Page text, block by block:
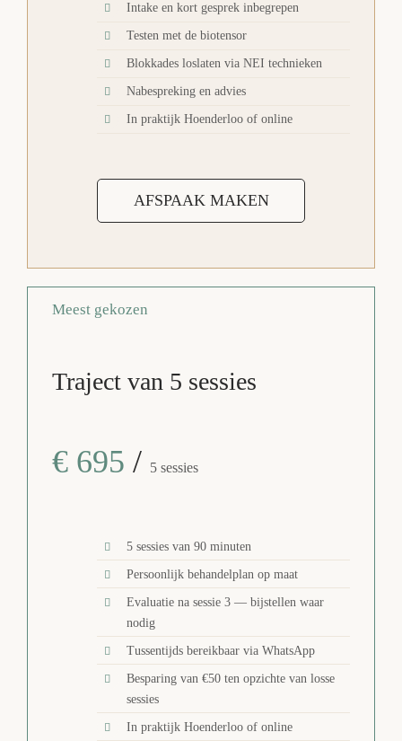
Intake en kort gesprek inbegrepen
Testen met de biotensor
Blokkades loslaten via NEI technieken
Nabespreking en advies
In praktijk Hoenderloo of online
AFSPAAK MAKEN
Meest gekozen
Traject van 5 sessies
€ 695 / 5 sessies
5 sessies van 90 minuten
Persoonlijk behandelplan op maat
Evaluatie na sessie 3 — bijstellen waar
nodig
Tussentijds bereikbaar via WhatsApp
Besparing van €50 ten opzichte van losse
sessies
In praktijk Hoenderloo of online